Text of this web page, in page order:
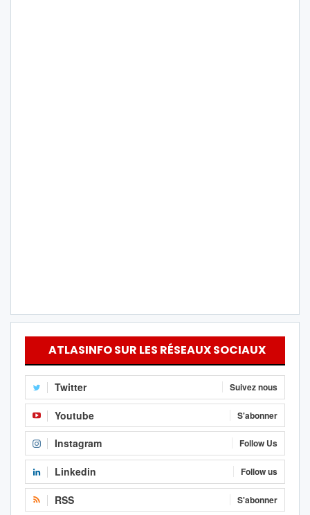
ATLASINFO SUR LES RÉSEAUX SOCIAUX
Twitter Suivez nous
Youtube S'abonner
Instagram Follow Us
Linkedin Follow us
RSS S'abonner